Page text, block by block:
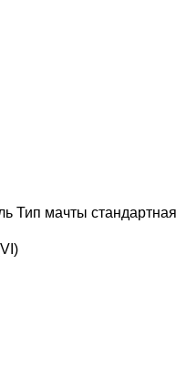
Тип мачты стандартная